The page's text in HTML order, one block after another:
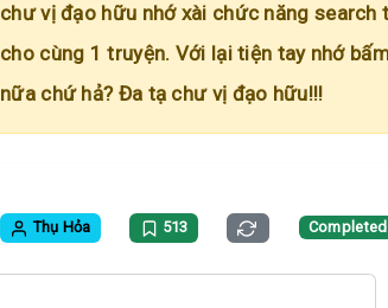
chư vị đạo hữu nhớ xài chức năng
cho cùng 1 truyện. Với lại tiện tay nhớ
nữa chứ hả? Đa tạ chư vị đạo hữu!!!
Thụ Hỏa 513 Completed